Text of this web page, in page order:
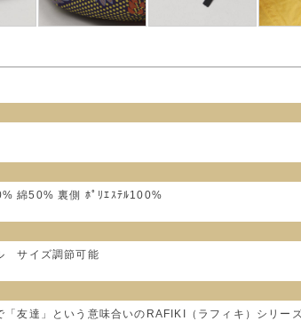
綿50% 裏側 ﾎﾟﾘｴｽﾃﾙ100%
サイズ調節可能
「友達」という意味合いのRAFIKI（ラフィキ）シリー